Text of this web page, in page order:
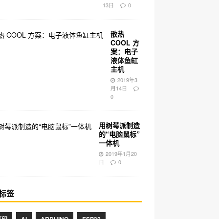
13日
0
散热
COOL 方
案：电子
液体鱼缸
主机
2019年3
月14日
0
用树莓派制造
的“电脑鼠标”
一体机
2019年1月20
日
0
签